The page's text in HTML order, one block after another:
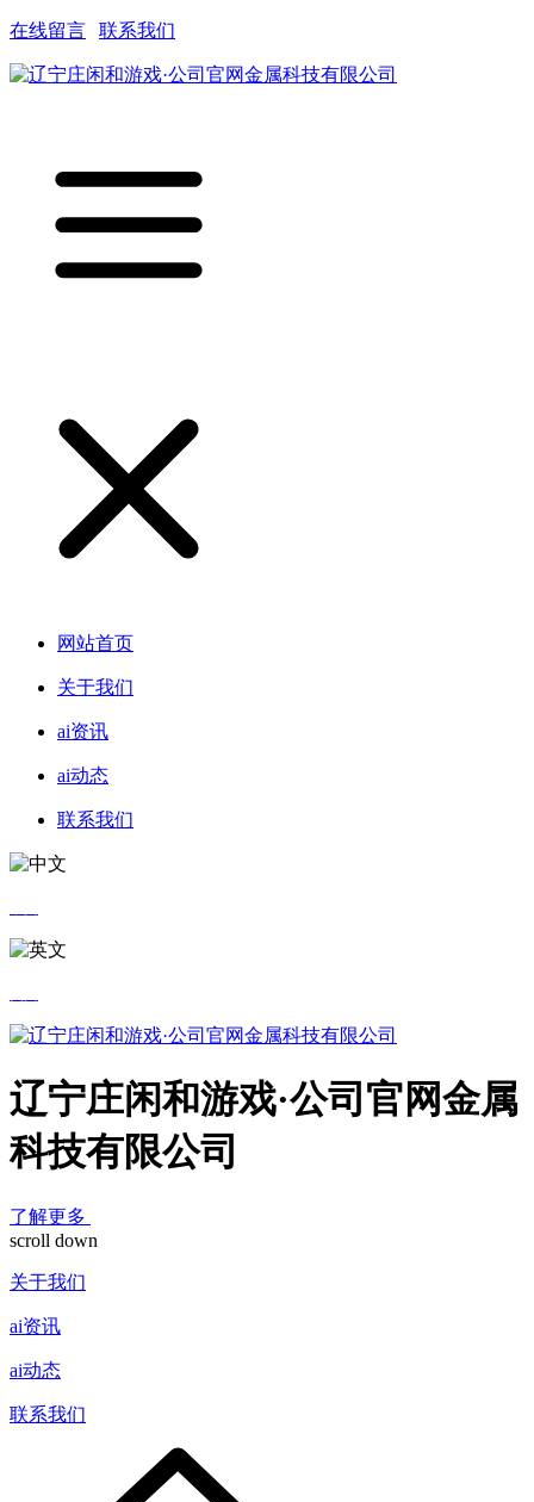
在线留言 联系我们
网站首页
关于我们
ai资讯
ai动态
联系我们
辽宁庄闲和游戏·公司官网金属
科技有限公司
了解更多
scroll down
关于我们
ai资讯
ai动态
联系我们